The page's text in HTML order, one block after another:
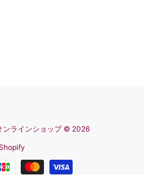
ンラインショップ© 2026